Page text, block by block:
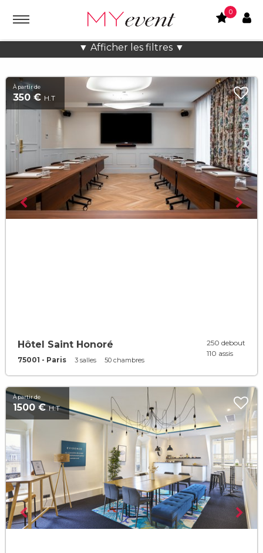
0
▼ Afficher les filtres ▼
Soirée d'entreprise à Paris
À partir de
350 € H.T
Hôtel Saint Honoré
75001 - Paris 3 salles 50 chambres
250 debout
110 assis
À partir de
1500 €H.T